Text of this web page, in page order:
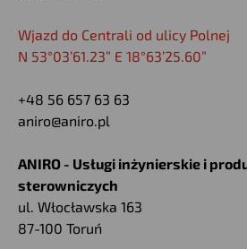
Wjazd do Centrali od ulicy Polnej
N 53°03’61.23” E 18°63’25.60”
+48 56 657 63 63
aniro@aniro.pl
ANIRO - Usługi inżynierskie i
sterowniczych
ul. Włocławska 163
87-100 Toruń